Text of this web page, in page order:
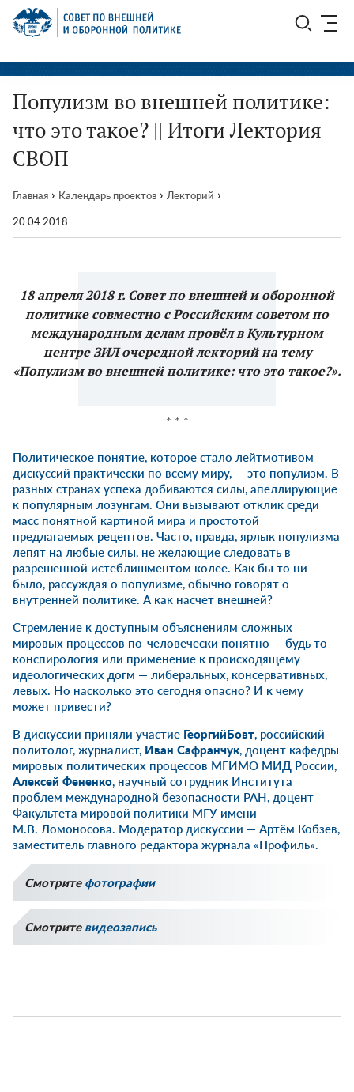
Перейти
СВОП
Популизм во внешней политике:
что это такое? || Итоги Лектория
СВОП
Главная › Календарь проектов › Лекторий ›
20.04.2018
18 апреля 2018 г. Совет по внешней и оборонной
политике совместно с Российским советом по
международным делам провёл в Культурном
центре ЗИЛ очередной лекторий на тему
«Популизм во внешней политике: что это такое?».
* * *
Политическое понятие, которое стало лейтмотивом
дискуссий практически по всему миру, — это популизм. В
разных странах успеха добиваются силы, апеллирующие
к популярным лозунгам. Они вызывают отклик среди
масс понятной картиной мира и простотой
предлагаемых рецептов. Часто, правда, ярлык популизма
лепят на любые силы, не желающие следовать в
разрешенной истеблишментом колее. Как бы то ни
было, рассуждая о популизме, обычно говорят о
внутренней политике. А как насчет внешней?
Стремление к доступным объяснениям сложных
мировых процессов по-человечески понятно — будь то
конспирология или применение к происходящему
идеологических догм — либеральных, консервативных,
левых. Но насколько это сегодня опасно? И к чему
может привести?
В дискуссии приняли участие ГеоргийБовт, российский
политолог, журналист, Иван Сафранчук, доцент кафедры
мировых политических процессов МГИМО МИД России,
Алексей Фененко, научный сотрудник Института
проблем международной безопасности РАН, доцент
Факультета мировой политики МГУ имени
М.В. Ломоносова. Модератор дискуссии — Артём Кобзев,
заместитель главного редактора журнала «Профиль».
Смотрите фотографии
Смотрите видеозапись